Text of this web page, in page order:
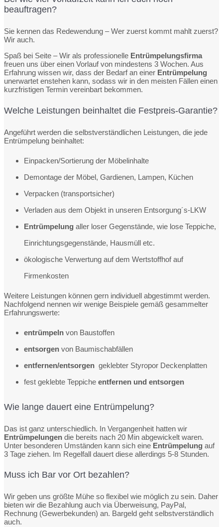
beauftragen?
Sie kennen das Redewendung – Wer zuerst kommt mahlt zuerst?
Wir auch.
Spaß bei Seite – Wir als professionelle Entrümpelungsfirma
freuen uns über einen Vorlauf von mindestens 3 Wochen. Aus
Erfahrung wissen wir, dass der Bedarf an einer Entrümpelung
unerwartet enstehen kann, sodass wir in den meisten Fällen einen
kurzfristigen Termin vereinbart bekommen.
Welche Leistungen beinhaltet die Festpreis-Garantie?
Angeführt werden die selbstverständlichen Leistungen, die jede
Entrümpelung beinhaltet:
Einpacken/Sortierung der Möbelinhalte
Demontage der Möbel, Gardienen, Lampen, Küchen
Verpacken (transportsicher)
Verladen aus dem Objekt in unseren Entsorgung´s-LKW
Entrümpelung aller loser Gegenstände, wie lose Teppiche,
Einrichtungsgegenstände, Hausmüll etc.
ökologische Verwertung auf dem Wertstoffhof auf
Firmenkosten
Weitere Leistungen können gern individuell abgestimmt werden.
Nachfolgend nennen wir wenige Beispiele gemäß gesammelter
Erfahrungswerte:
entrümpeln von Baustoffen
entsorgen von Baumischabfällen
entfernen/entsorgen geklebter Styropor Deckenplatten
fest geklebte Teppiche entfernen und entsorgen
Wie lange dauert eine Entrümpelung?
Das ist ganz unterschiedlich. In Vergangenheit hatten wir
Entrümpelungen die bereits nach 20 Min abgewickelt waren.
Unter besonderen Umständen kann sich eine Entrümpelung auf
3 Tage ziehen. Im Regelfall dauert diese allerdings 5-8 Stunden.
Muss ich Bar vor Ort bezahlen?
Wir geben uns größte Mühe so flexibel wie möglich zu sein. Daher
bieten wir die Bezahlung auch via Überweisung, PayPal,
Rechnung (Gewerbekunden) an. Bargeld geht selbstverständlich
auch.